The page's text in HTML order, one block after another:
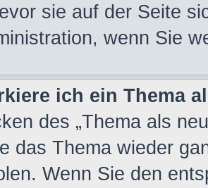
sie auf der Seite
wenn Sie
ich ein Thema
des „Thema als
das Thema wieder
Wenn Sie den